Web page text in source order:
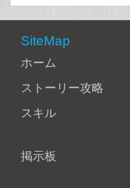
SiteMap
ホーム
ストーリー攻略
スキル
掲示板